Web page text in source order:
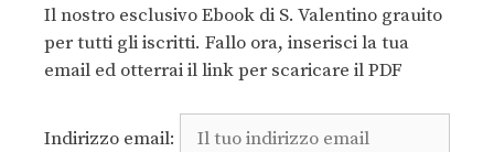
Il nostro esclusivo Ebook di S. Valentino grauito
per tutti gli iscritti. Fallo ora, inserisci la tua
email ed otterrai il link per scaricare il PDF
Indirizzo email: